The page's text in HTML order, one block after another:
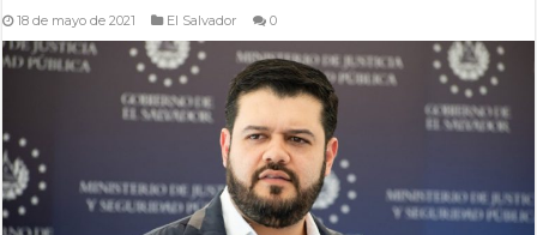
18 de mayo de 2021 El Salvador 0